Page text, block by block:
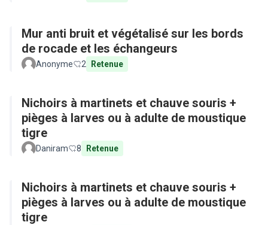
Mur anti bruit et végétalisé sur les bords
de rocade et les échangeurs
Anonyme 2 Retenue
Nichoirs à martinets et chauve souris +
pièges à larves ou à adulte de moustique
tigre
Daniram 8 Retenue
Nichoirs à martinets et chauve souris +
pièges à larves ou à adulte de moustique
tigre